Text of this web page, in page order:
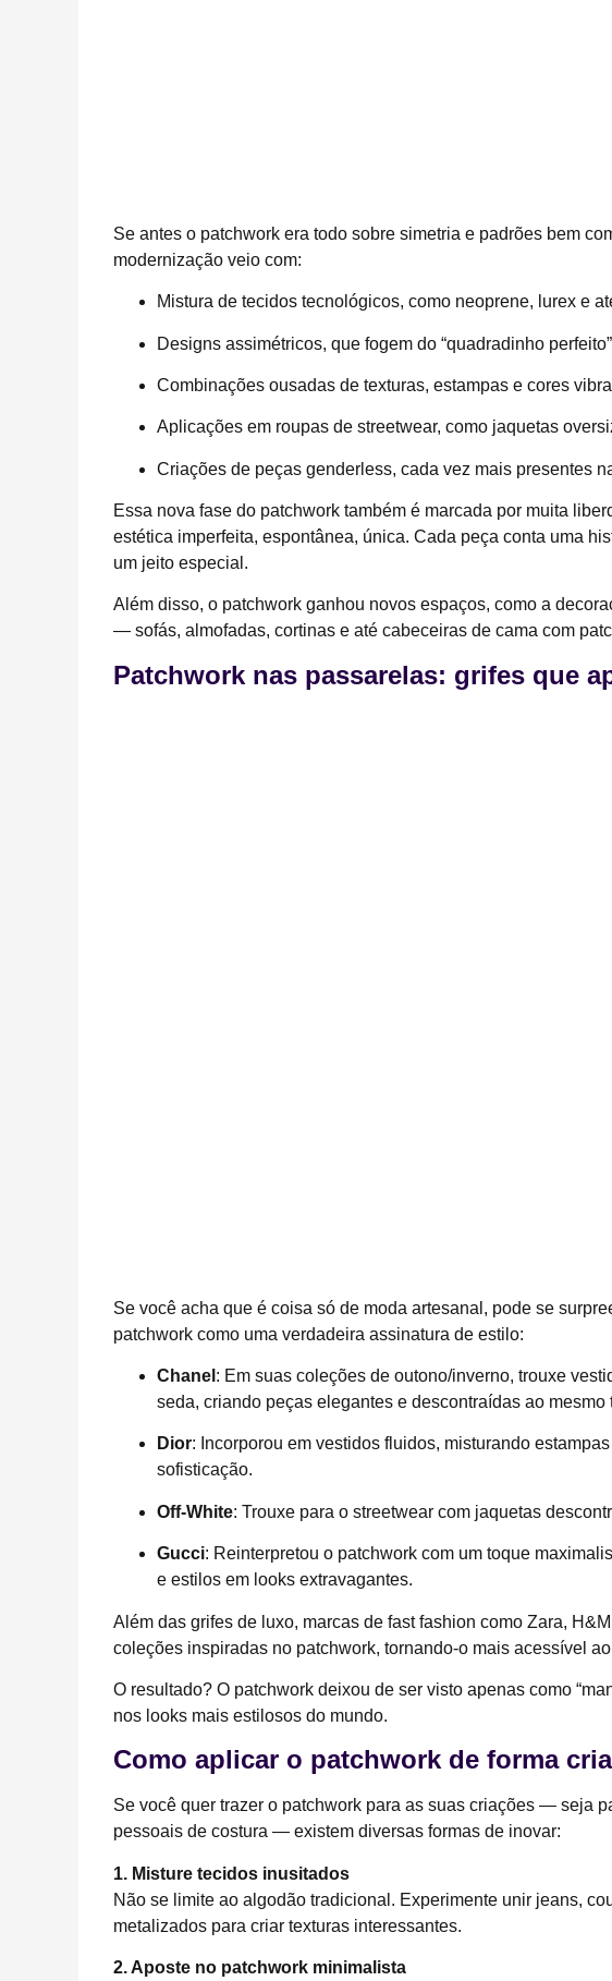
Se antes o patchwork era todo sobre simetria e padrões bem
modernização veio com:
Mistura de tecidos tecnológicos, como neoprene, lurex e
Designs assimétricos, que fogem do “quadradinho perfeito”
Combinações ousadas de texturas, estampas e cores
Aplicações em roupas de streetwear, como jaquetas
Criações de peças genderless, cada vez mais presentes
Essa nova fase do patchwork também é marcada por muita
estética imperfeita, espontânea, única. Cada peça conta uma
um jeito especial.
Além disso, o patchwork ganhou novos espaços, como a
— sofás, almofadas, cortinas e até cabeceiras de cama com
Patchwork nas passarelas: grifes que
Se você acha que é coisa só de moda artesanal, pode se
patchwork como uma verdadeira assinatura de estilo:
Chanel : Em suas coleções de outono/inverno, trouxe
seda, criando peças elegantes e descontraídas ao mesmo
Dior: Incorporou em vestidos fluidos, misturando
sofisticação.
Off-White: Trouxe para o streetwear com jaquetas
Gucci: Reinterpretou o patchwork com um toque
e estilos em looks extravagantes.
Além das grifes de luxo, marcas de fast fashion como Zara,
coleções inspiradas no patchwork, tornando-o mais acessível
O resultado? O patchwork deixou de ser visto apenas como
nos looks mais estilosos do mundo.
Como aplicar o patchwork de forma
Se você quer trazer o patchwork para as suas criações — seja
pessoais de costura — existem diversas formas de inovar:
1. Misture tecidos inusitados
Não se limite ao algodão tradicional. Experimente unir jeans,
metalizados para criar texturas interessantes.
2. Aposte no patchwork minimalista